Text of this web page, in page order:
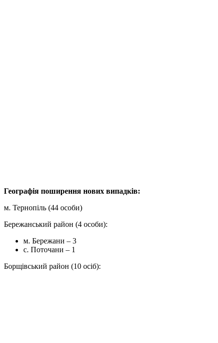
Географія поширення нових випадків:
м. Тернопіль (44 особи)
Бережанський район (4 особи):
м. Бережани – 3
с. Поточани – 1
Борщівський район (10 осіб):